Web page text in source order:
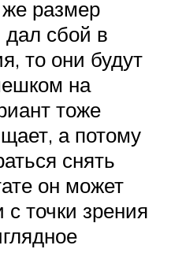
размер
дал сбой в
то они будут
на
тоже
а потому
снять
он может
точки зрения